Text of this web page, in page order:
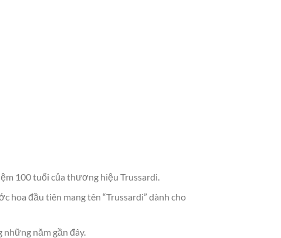
100 tuổi của thương hiệu Trussardi.
hoa đầu tiên mang tên “Trussardi” dành cho
năm gần đây.